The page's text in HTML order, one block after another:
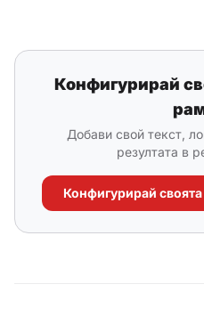
Конфигурирай
Добави свой текст,
резултата в
Конфигурирай